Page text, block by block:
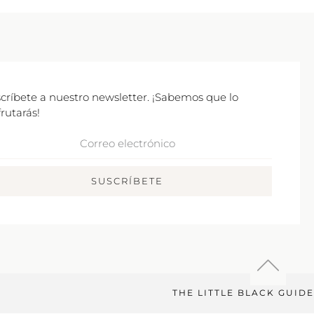
a nuestro newsletter. ¡Sabemos que lo
SUSCRÍBETE
THE LITTLE BLACK GUIDE